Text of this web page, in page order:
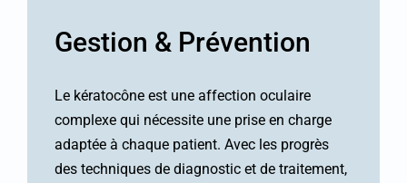
Gestion & Prévention
Le kératocône est une affection oculaire
complexe qui nécessite une prise en charge
adaptée à chaque patient. Avec les progrès
des techniques de diagnostic et de traitement,